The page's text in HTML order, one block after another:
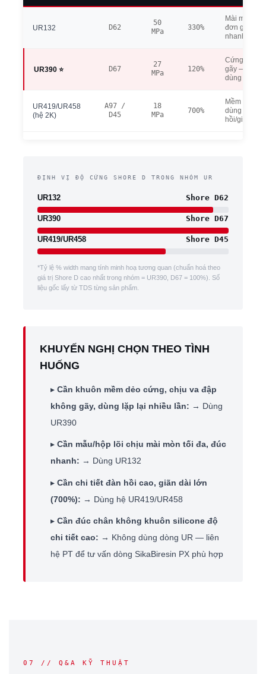
UR132 D62
50
MPa
330%
Mài mòn rất
đơn giản,
nhanh
UR390 ⭐ D67
27
MPa
120%
Cứng, chịu
gãy —
dùng lặp lại
UR419/UR458
(hệ 2K)
A97 /
D45
18
MPa
700%
Mềm dẻo
dùng khi
hồi/giãn dài
ĐỊNH VỊ ĐỘ CỨNG SHORE D TRONG NHÓM UR
UR132 Shore D62
UR390 Shore D67
UR419/UR458 Shore D45
*Tỷ lệ % width mang tính minh hoạ tương quan (chuẩn hoá theo
giá trị Shore D cao nhất trong nhóm = UR390, D67 = 100%). Số
liệu gốc lấy từ TDS từng sản phẩm.
KHUYẾN NGHỊ CHỌN THEO TÌNH
HUỐNG
▸Cần khuôn mềm dẻo cứng, chịu va đập
không gãy, dùng lặp lại nhiều lần: → Dùng
UR390
▸Cần mẫu/hộp lõi chịu mài mòn tối đa, đúc
nhanh: → Dùng UR132
▸Cần chi tiết đàn hồi cao, giãn dài lớn
(700%): → Dùng hệ UR419/UR458
▸Cần đúc chân không khuôn silicone độ
chi tiết cao: → Không dùng dòng UR — liên
hệ PT để tư vấn dòng SikaBiresin PX phù hợp
07 // Q&A KỸ THUẬT